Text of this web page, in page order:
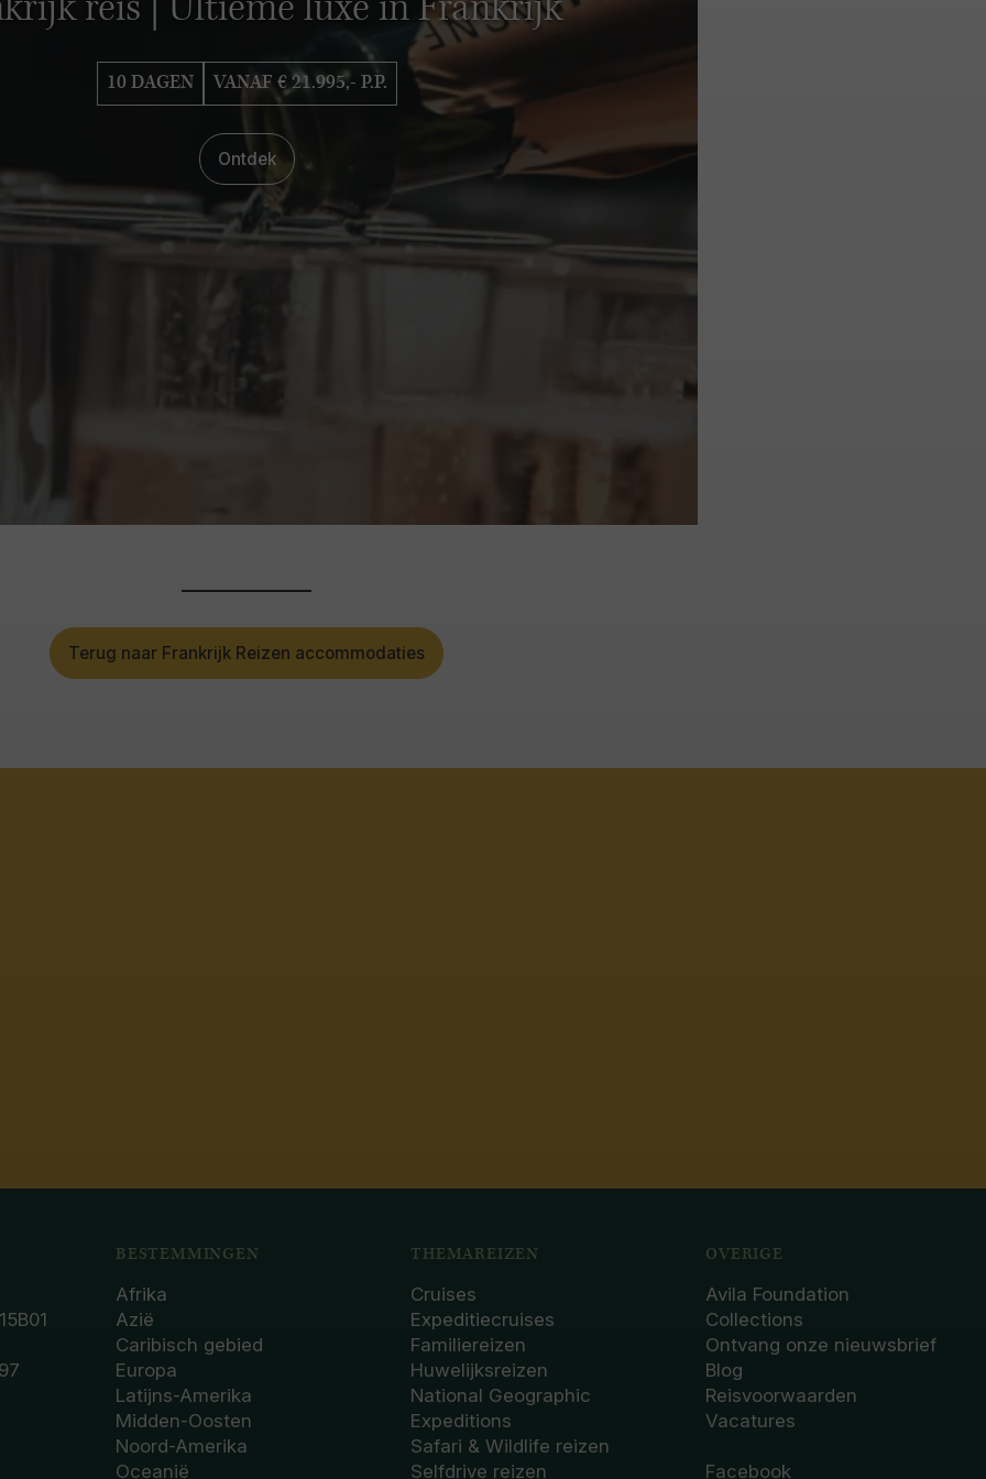
reis | Ultieme luxe in Frankrijk
10 DAGEN VANAF € 21.995,- P.P.
Ontdek
Terug naar Frankrijk Reizen accommodaties
BESTEMMINGEN
Afrika
Azië
Caribisch gebied
Europa
Latijns-Amerika
Midden-Oosten
Noord-Amerika
Oceanië
THEMAREIZEN
Cruises
Expeditiecruises
Familiereizen
Huwelijksreizen
National Geographic
Expeditions
Safari & Wildlife reizen
Selfdrive reizen
OVERIGE
Avila Foundation
Collections
Ontvang onze nieuwsbrief
Blog
Reisvoorwaarden
Vacatures
Facebook